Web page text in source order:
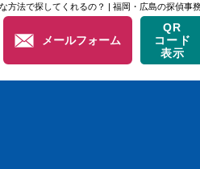
方法で探してくれるの？ | 福岡・広島の探偵事
メールフォーム
QR
コード
表示